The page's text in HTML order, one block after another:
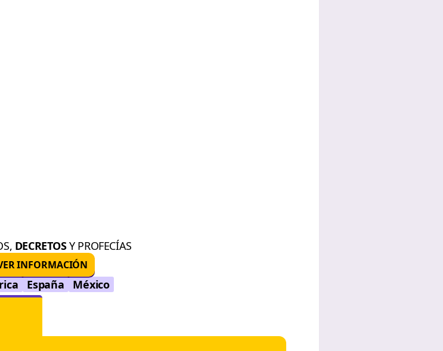
DECRETOSY PROFECÍAS
INFORMACIÓN
España México